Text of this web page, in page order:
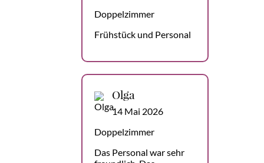
Doppelzimmer
Frühstück und Personal
Olga
14 Mai 2026
Doppelzimmer
Das Personal war sehr